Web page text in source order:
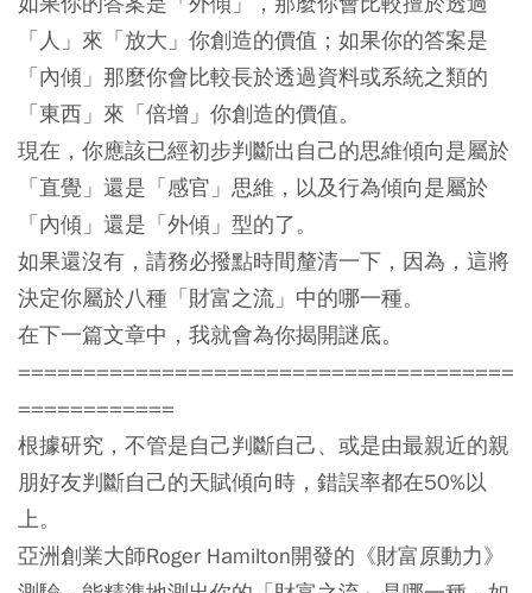
「人」來「放大」你創造的價值；如果你的答案是
「內傾」那麼你會比較長於透過資料或系統之類的
「東西」來「倍增」你創造的價值。
現在，你應該已經初步判斷出自己的思維傾向是屬於
「直覺」還是「感官」思維，以及行為傾向是屬於
「內傾」還是「外傾」型的了。
如果還沒有，請務必撥點時間釐清一下，因為，這將
決定你屬於八種「財富之流」中的哪一種。
在下一篇文章中，我就會為你揭開謎底。
======================================
============
根據研究，不管是自己判斷自己、或是由最親近的親
朋好友判斷自己的天賦傾向時，錯誤率都在50%以
上。
亞洲創業大師Roger Hamilton開發的《財富原動力》